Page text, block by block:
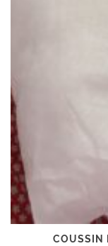
COUSSIN